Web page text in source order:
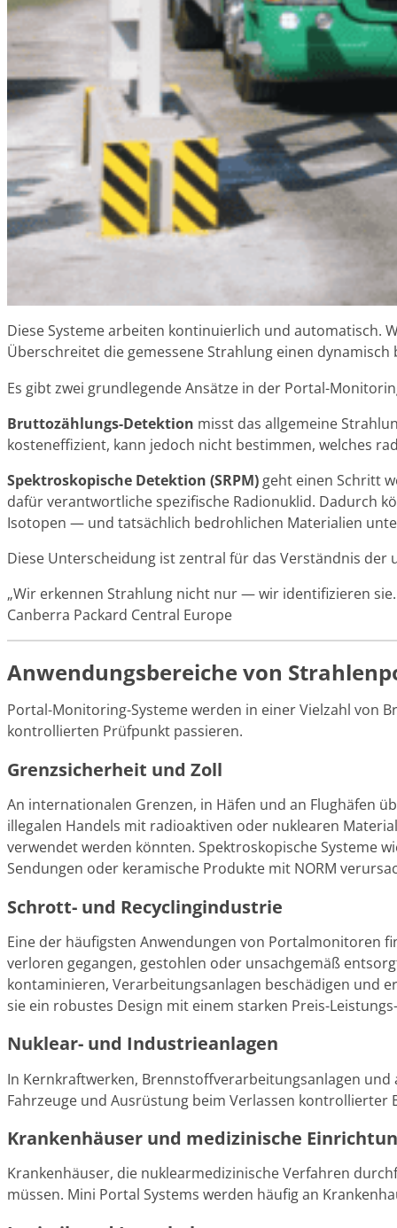
Diese Systeme arbeiten kontinuierlich und automatisch.
Überschreitet die gemessene Strahlung einen
Es gibt zwei grundlegende Ansätze in der Portal-
Bruttozählungs-Detektion misst das allgemeine
kosteneffizient, kann jedoch nicht bestimmen, welches
Spektroskopische Detektion (SRPM) geht einen Schritt
dafür verantwortliche spezifische Radionuklid. Dadurch
Isotopen — und tatsächlich bedrohlichen Materialien
Diese Unterscheidung ist zentral für das Verständnis
„Wir erkennen Strahlung nicht nur — wir identifizieren
Canberra Packard Central Europe
Anwendungsbereiche von
Portal-Monitoring-Systeme werden in einer Vielzahl von
kontrollierten Prüfpunkt passieren.
Grenzsicherheit und Zoll
An internationalen Grenzen, in Häfen und an Flughäfen
illegalen Handels mit radioaktiven oder nuklearen
verwendet werden könnten. Spektroskopische Systeme
Sendungen oder keramische Produkte mit NORM
Schrott- und Recyclingindustrie
Eine der häufigsten Anwendungen von Portalmonitoren
verloren gegangen, gestohlen oder unsachgemäß
kontaminieren, Verarbeitungsanlagen beschädigen und
sie ein robustes Design mit einem starken Preis-
Nuklear- und Industrieanlagen
In Kernkraftwerken, Brennstoffverarbeitungsanlagen
Fahrzeuge und Ausrüstung beim Verlassen
Krankenhäuser und medizinische
Krankenhäuser, die nuklearmedizinische Verfahren
müssen. Mini Portal Systems werden häufig an